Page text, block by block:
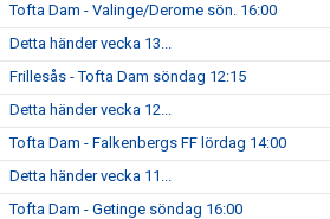
Tofta Dam - Valinge/Derome sön. 16:00
Detta händer vecka 13...
Frillesås - Tofta Dam söndag 12:15
Detta händer vecka 12...
Tofta Dam - Falkenbergs FF lördag 14:00
Detta händer vecka 11...
Tofta Dam - Getinge söndag 16:00